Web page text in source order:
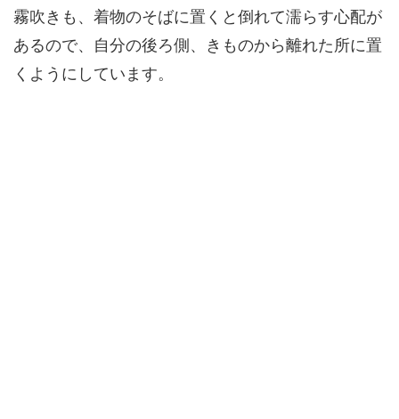
霧吹きも、着物のそばに置くと倒れて濡らす心配が
あるので、自分の後ろ側、きものから離れた所に置
くようにしています。